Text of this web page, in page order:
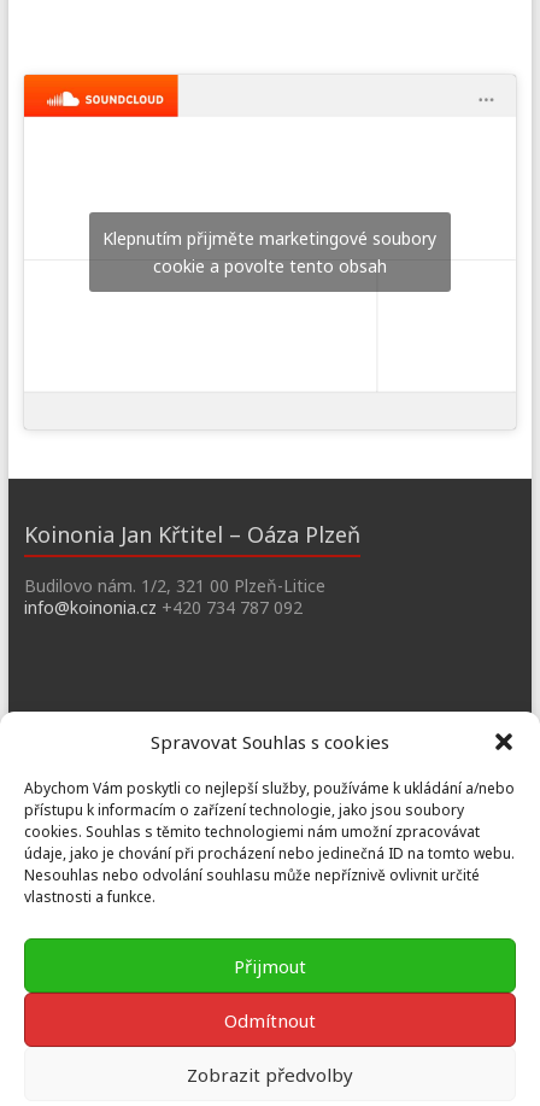
Spravovat Souhlas s cookies
Abychom Vám poskytli co nejlepší služby, používáme k ukládání a/nebo
přístupu k informacím o zařízení technologie, jako jsou soubory
cookies. Souhlas s těmito technologiemi nám umožní zpracovávat
údaje, jako je chování při procházení nebo jedinečná ID na tomto webu.
Nesouhlas nebo odvolání souhlasu může nepříznivě ovlivnit určité
vlastnosti a funkce.
Přijmout
Odmítnout
Zobrazit předvolby
Klepnutím přijměte marketingové soubory
cookie a povolte tento obsah
Koinonia Jan Křtitel – Oáza Plzeň
Budilovo nám. 1/2, 321 00 Plzeň-Litice
info@koinonia.cz +420 734 787 092
dobrany@koinonia.cz+420 733 741 190
Prusiny
Nebílovy 36, Nebílovy 332 04
prusiny@koinonia.cz
+420 605 232 788